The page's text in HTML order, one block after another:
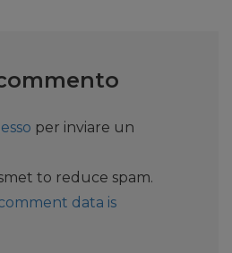
per inviare un
to reduce spam.
data is